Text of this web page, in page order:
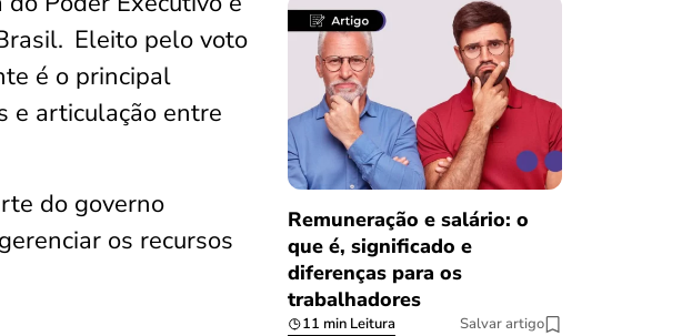
Eleito pelo voto
é o principal
e articulação entre
do governo
os recursos
Remuneração e salário: o
que é, significado e
diferenças para os
trabalhadores
11 min Leitura Salvar artigo